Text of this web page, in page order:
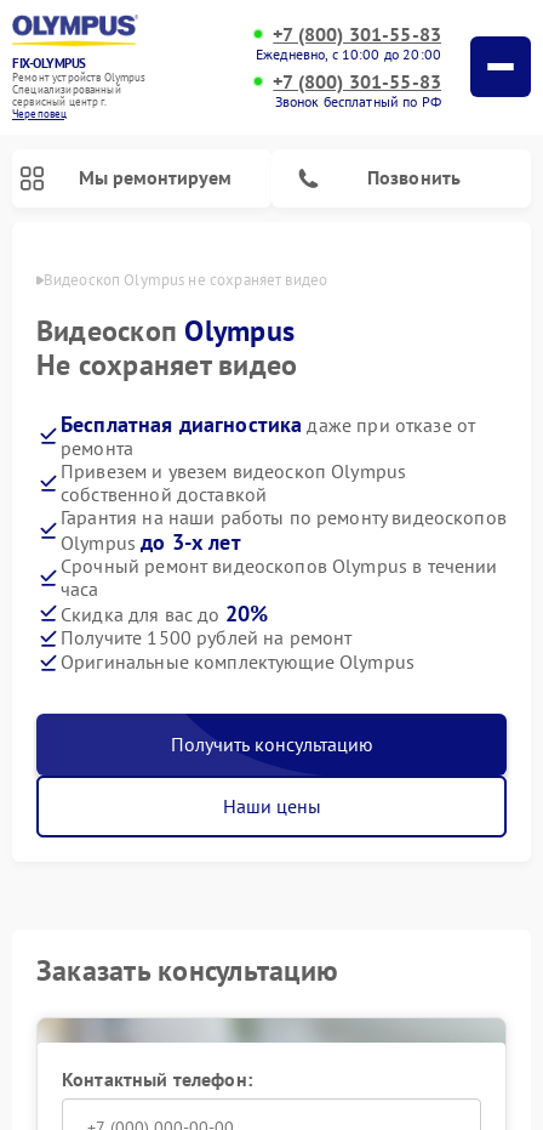
FIX-OLYMPUS
Ремонт устройств Olympus
Специализированный
cервисный центр г.
Череповец
+7 (800) 301-55-83
Ежедневно, с 10:00 до 20:00
+7 (800) 301-55-83
Звонок бесплатный по РФ
Мы ремонтируем Позвонить
Видеоскоп Olympus не сохраняет видео
Видеоскоп Olympus
Не сохраняет видео
Бесплатная диагностика даже при отказе от
ремонта
Привезем и увезем видеоскоп Olympus
собственной доставкой
Гарантия на наши работы по ремонту видеоскопов
Olympusдо 3-х лет
Срочный ремонт видеоскопов Olympus в течении
часа
Скидка для вас до 20%
Получите 1500 рублей на ремонт
Оригинальные комплектующие Olympus
Получить консультацию
Наши цены
Заказать консультацию
Контактный телефон: